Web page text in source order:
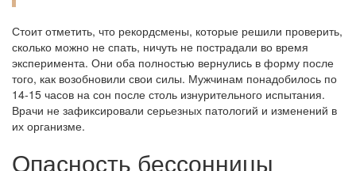
Стоит отметить, что рекордсмены, которые решили проверить,
сколько можно не спать, ничуть не пострадали во время
эксперимента. Они оба полностью вернулись в форму после
того, как возобновили свои силы. Мужчинам понадобилось по
14-15 часов на сон после столь изнурительного испытания.
Врачи не зафиксировали серьезных патологий и изменений в
их организме.
Опасность бессонницы